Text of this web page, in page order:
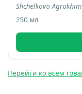
Shchelkovo
250 мл
Перейти ко всем